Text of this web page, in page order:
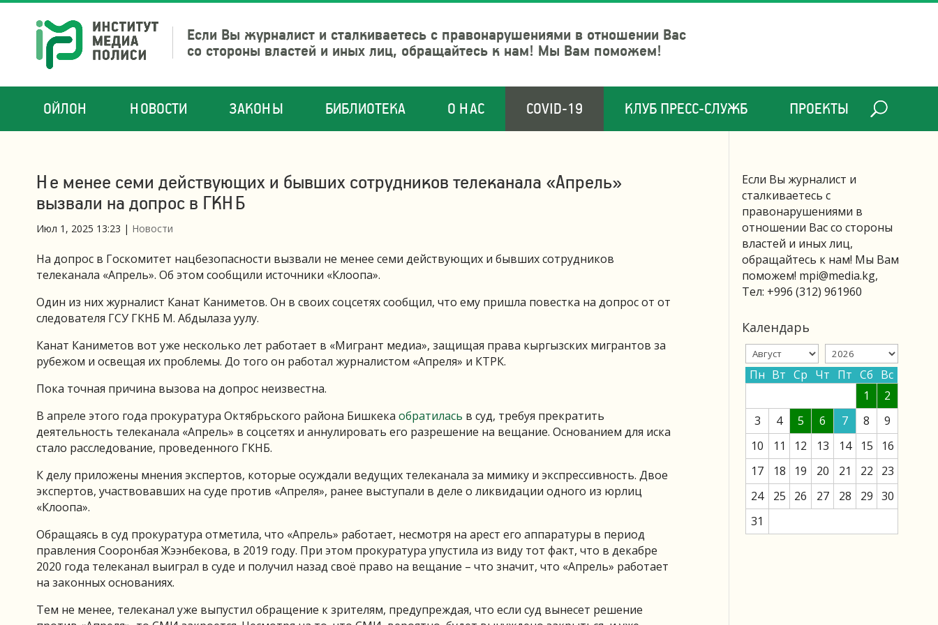
Если Вы журналист и сталкиваетесь с правонарушениями в отношении Вас
со стороны властей и иных лиц, обращайтесь к нам! Мы Вам поможем!
ОЙЛОН НОВОСТИ ЗАКОНЫ БИБЛИОТЕКА О НАС COVID-19 КЛУБ ПРЕСС-СЛУЖБ ПРОЕКТЫ
Не менее семи действующих и бывших сотрудников телеканала «Апрель»
вызвали на допрос в ГКНБ
Июл 1, 2025 13:23 | Новости
На допрос в Госкомитет нацбезопасности вызвали не менее семи действующих и бывших сотрудников
телеканала «Апрель». Об этом сообщили источники «Клоопа».
Один из них журналист Канат Каниметов. Он в своих соцсетях сообщил, что ему пришла повестка на допрос от от
следователя ГСУ ГКНБ М. Абдылаза уулу.
Канат Каниметов вот уже несколько лет работает в «Мигрант медиа», защищая права кыргызских мигрантов за
рубежом и освещая их проблемы. До того он работал журналистом «Апреля» и КТРК.
Пока точная причина вызова на допрос неизвестна.
В апреле этого года прокуратура Октябрьского района Бишкека обратилась в суд, требуя прекратить
деятельность телеканала «Апрель» в соцсетях и аннулировать его разрешение на вещание. Основанием для иска
стало расследование, проведенного ГКНБ.
К делу приложены мнения экспертов, которые осуждали ведущих телеканала за мимику и экспрессивность. Двое
экспертов, участвовавших на суде против «Апреля», ранее выступали в деле о ликвидации одного из юрлиц
«Клоопа».
Обращаясь в суд прокуратура отметила, что «Апрель» работает, несмотря на арест его аппаратуры в период
правления Сооронбая Жээнбекова, в 2019 году. При этом прокуратура упустила из виду тот факт, что в декабре
2020 года телеканал выиграл в суде и получил назад своё право на вещание – что значит, что «Апрель» работает
на законных основаниях.
Тем не менее, телеканал уже выпустил обращение к зрителям, предупреждая, что если суд вынесет решение
Если Вы журналист и
сталкиваетесь с
правонарушениями в
отношении Вас со стороны
властей и иных лиц,
обращайтесь к нам! Мы Вам
поможем! mpi@media.kg,
Тел: +996 (312) 961960
Календарь
Пн Вт Ср Чт Пт Сб Вс
1
2
3
4 5 6 7 8
9
10
11 12 13 14 15
16
17
18 19 20 21 22
23
24
25 26 27 28 29 30
31